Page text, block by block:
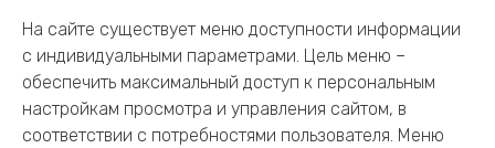
На сайте существует меню доступности информации
с индивидуальными параметрами. Цель меню –
обеспечить максимальный доступ к персональным
настройкам просмотра и управления сайтом, в
соответствии с потребностями пользователя. Меню